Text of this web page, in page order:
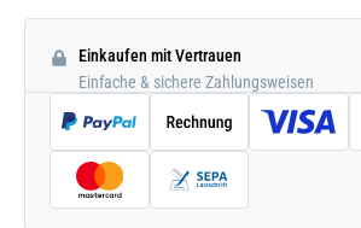
Einkaufen mit Vertrauen
Einfache & sichere Zahlungsweisen